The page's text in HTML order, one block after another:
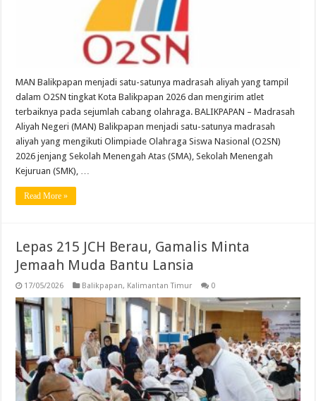
MAN Balikpapan menjadi satu-satunya madrasah aliyah yang tampil
dalam O2SN tingkat Kota Balikpapan 2026 dan mengirim atlet
terbaiknya pada sejumlah cabang olahraga. BALIKPAPAN – Madrasah
Aliyah Negeri (MAN) Balikpapan menjadi satu-satunya madrasah
aliyah yang mengikuti Olimpiade Olahraga Siswa Nasional (O2SN)
2026 jenjang Sekolah Menengah Atas (SMA), Sekolah Menengah
Kejuruan (SMK), …
Read More »
Lepas 215 JCH Berau, Gamalis Minta
Jemaah Muda Bantu Lansia
17/05/2026 Balikpapan, Kalimantan Timur 0